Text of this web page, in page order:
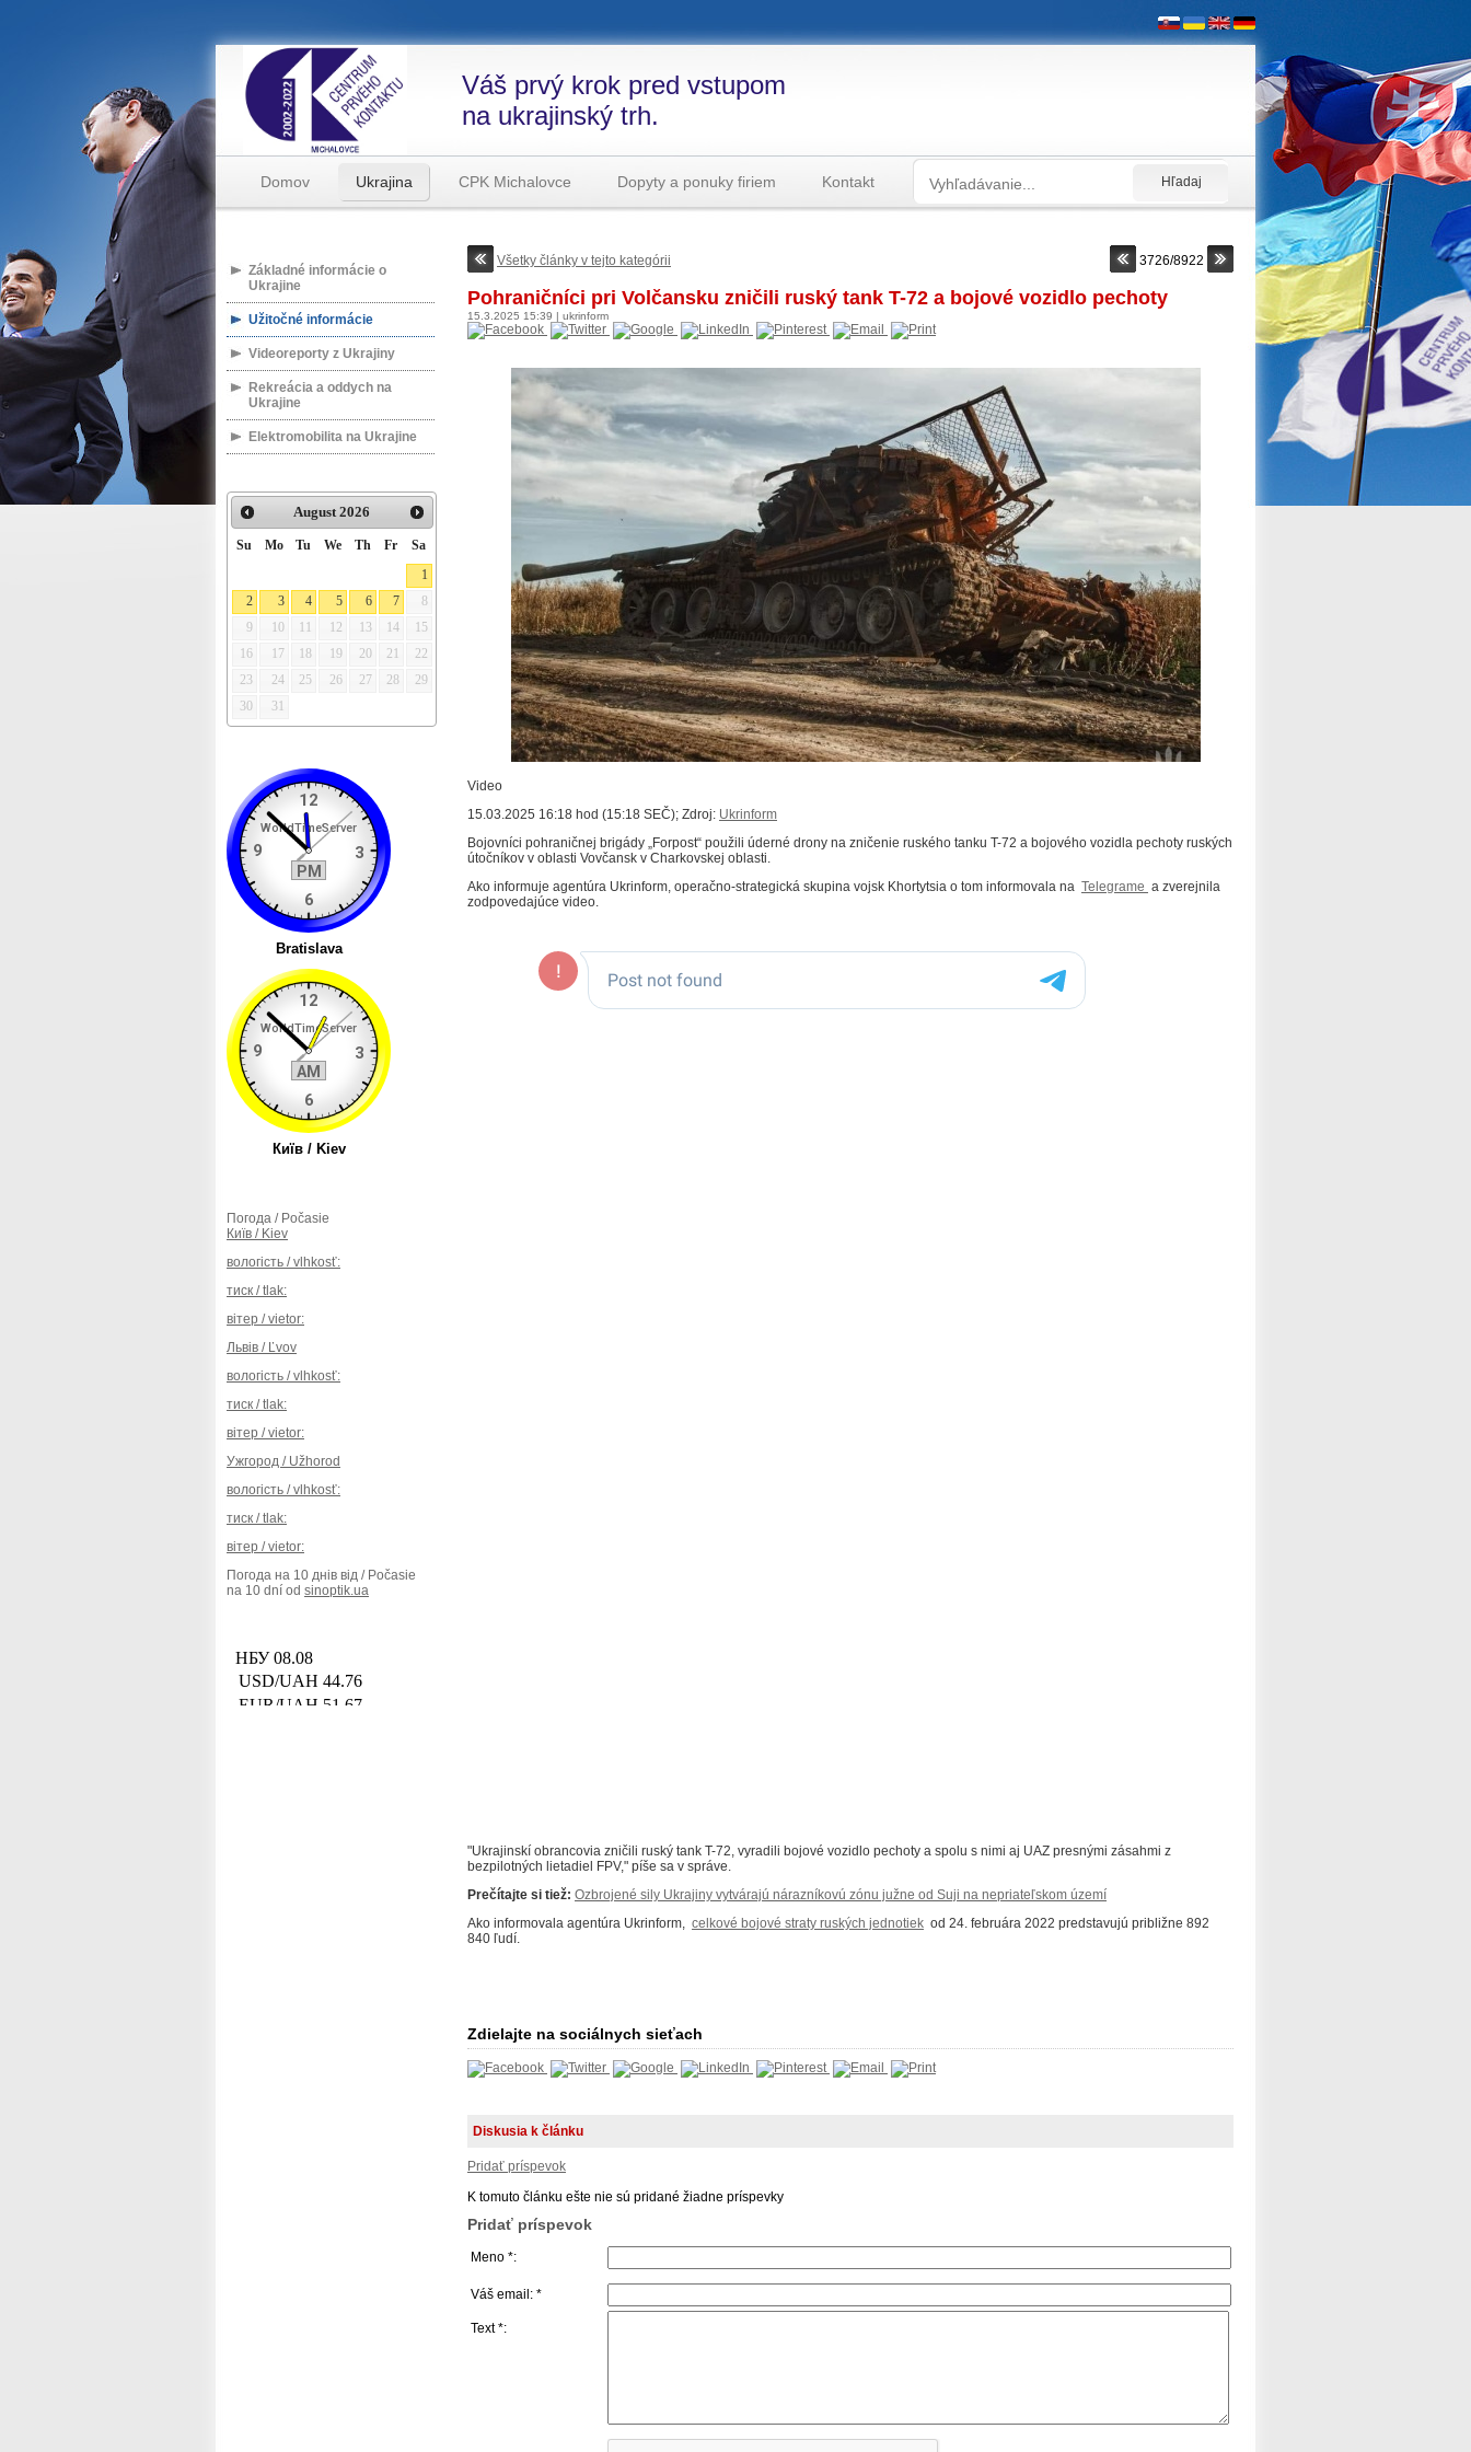
Váš prvý krok pred vstupom
na ukrajinský trh.
Domov Ukrajina CPK Michalovce Dopyty a ponuky firiem Kontakt
Základné informácie o
Ukrajine
Užitočné informácie
Videoreporty z Ukrajiny
Rekreácia a oddych na
Ukrajine
Elektromobilita na Ukrajine
August 2026
Su Mo Tu We Th Fr
Sa
1
2
3 4 5 6 7
8
9
10 11 12 13 14
15
16
17 18 19 20 21
22
23
24 25 26 27 28
29
30
31
Погода / Počasie
Київ / Kiev
вологість / vlhkosť:
тиск / tlak:
вітер / vietor:
Львів / Ľvov
вологість / vlhkosť:
тиск / tlak:
вітер / vietor:
Ужгород / Užhorod
вологість / vlhkosť:
тиск / tlak:
вітер / vietor:
Погода на 10 днів від / Počasie
na 10 dní od sinoptik.ua
Všetky články v tejto kategórii 3726/8922
Pohraničníci pri Volčansku zničili ruský tank T-72 a bojové vozidlo pechoty
15.3.2025 15:39 | ukrinform
Video
15.03.2025 16:18 hod (15:18 SEČ); Zdroj: Ukrinform
Bojovníci pohraničnej brigády „Forpost“ použili úderné drony na zničenie ruského tanku T-72 a bojového vozidla pechoty ruských
útočníkov v oblasti Vovčansk v Charkovskej oblasti.
Ako informuje agentúra Ukrinform, operačno-strategická skupina vojsk Khortytsia o tom informovala na Telegrame a zverejnila
zodpovedajúce video.
"Ukrajinskí obrancovia zničili ruský tank T-72, vyradili bojové vozidlo pechoty a spolu s nimi aj UAZ presnými zásahmi z
bezpilotných lietadiel FPV," píše sa v správe.
Prečítajte si tiež: Ozbrojené sily Ukrajiny vytvárajú nárazníkovú zónu južne od Suji na nepriateľskom území
Ako informovala agentúra Ukrinform, celkové bojové straty ruských jednotiek od 24. februára 2022 predstavujú približne 892
840 ľudí.
Zdielajte na sociálnych sieťach
Diskusia k článku
Pridať príspevok
K tomuto článku ešte nie sú pridané žiadne príspevky
Pridať príspevok
Meno *:
Váš email: *
Text *: